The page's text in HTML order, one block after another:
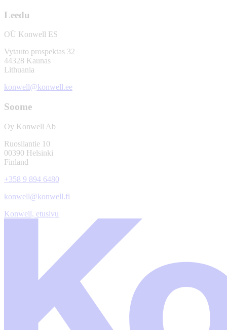
Leedu
OÜ Konwell ES
Vytauto prospektas 32
44328 Kaunas
Lithuania
konwell@konwell.ee
Soome
Oy Konwell Ab
Ruosilantie 10
00390 Helsinki
Finland
+358 9 894 6480
konwell@konwell.fi
Konwell, etusivu